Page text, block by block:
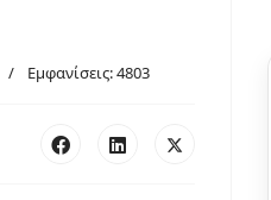
Εμφανίσεις: 4803